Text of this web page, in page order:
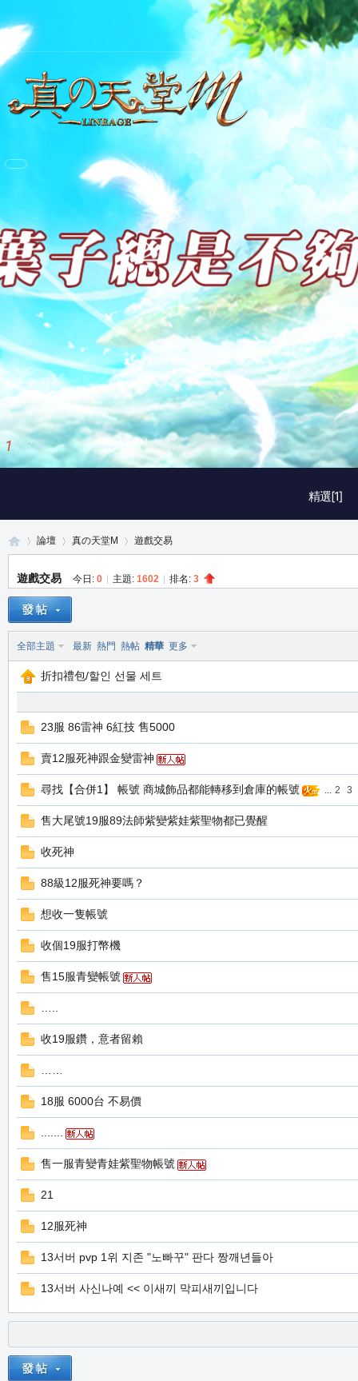
精選[1]
1 / 3
天
堂
»
論壇
›
真の天堂M 遊戲交易
遊戲交易 今日: 0 主題: 1602 排名: 3
全部主題 最新 熱門 熱帖 精華 更多
折扣禮包/할인 선물 세트
23服 86雷神 6紅技 售5000
賣12服死神跟金變雷神
尋找【合併1】 帳號 商城飾品都能轉移到倉庫的帳號 ... 2 3
售大尾號19服89法師紫變紫娃紫聖物都已覺醒
收死神
88級12服死神要嗎？
想收一隻帳號
收個19服打幣機
售15服青變帳號
收19服鑽，意者留賴
18服 6000台 不易價
售一服青變青娃紫聖物帳號
21
12服死神
13서버 pvp 1위 지존 "노빠꾸" 판다 짱깨년들아
13서버 사신나예 << 이새끼 막피새끼입니다